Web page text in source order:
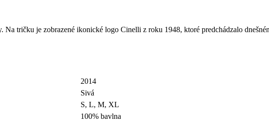
tričku je zobrazené ikonické logo Cinelli z roku 1948, ktoré predchádzalo
2014
Sivá
S, L, M, XL
100% bavlna